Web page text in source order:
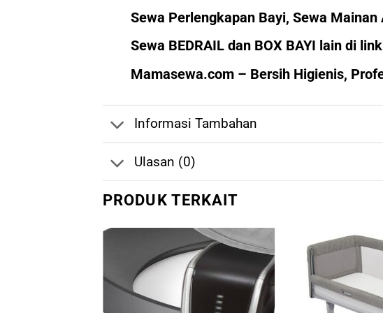
Sewa Perlengkapan Bayi, Sewa Mainan
Sewa BEDRAIL dan BOX BAYI lain di
Mamasewa.com – Bersih Higienis,
Informasi Tambahan
Ulasan (0)
PRODUK TERKAIT